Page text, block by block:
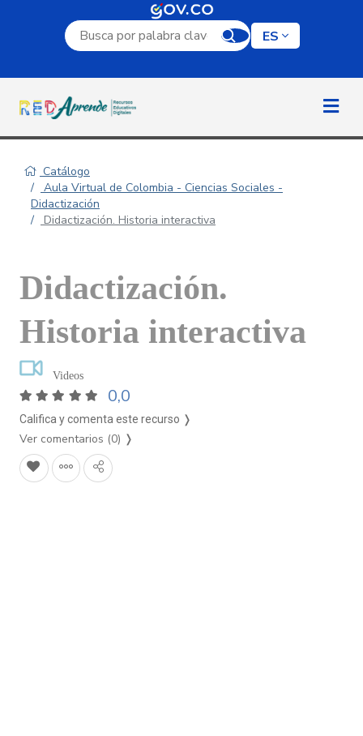
Campo de búsqueda por palabra clave
ES
Catálogo
Aula Virtual de Colombia - Ciencias Sociales -
Didactización
Didactización. Historia interactiva
Didactización.
Historia interactiva
Videos
0,0
Califica y comenta este recurso ❭
Ver comentarios (0) ❭